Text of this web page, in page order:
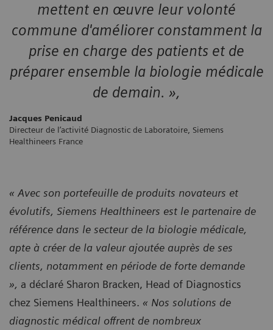
mettent en œuvre leur volonté
commune d'améliorer constamment la
prise en charge des patients et de
préparer ensemble la biologie médicale
de demain. »,
Jacques Penicaud
Directeur de l’activité Diagnostic de Laboratoire, Siemens
Healthineers France
« Avec son portefeuille de produits novateurs et
évolutifs, Siemens Healthineers est le partenaire de
référence dans le secteur de la biologie médicale,
apte à créer de la valeur ajoutée auprès de ses
clients, notamment en période de forte demande
», a déclaré Sharon Bracken, Head of Diagnostics
chez Siemens Healthineers. « Nos solutions de
diagnostic médical offrent de nombreux